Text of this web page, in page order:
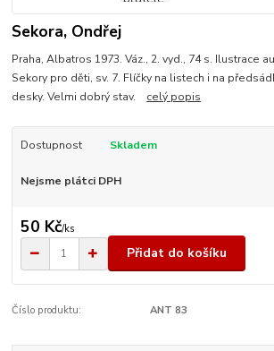
Sekora, Ondřej
Praha, Albatros 1973. Váz., 2. vyd., 74 s. Ilustrace
Sekory pro děti, sv. 7. Flíčky na listech i na
desky. Velmi dobrý stav. celý popis
Dostupnost Skladem
Nejsme plátci DPH
50 Kč/ks
Přidat do košíku
Číslo produktu: ANT 83